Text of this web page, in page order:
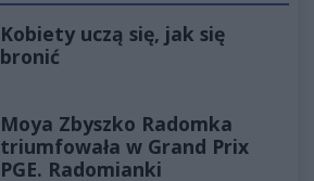
Kobiety uczą się, jak się
bronić
Moya Zbyszko Radomka
triumfowała w Grand Prix
PGE. Radomianki